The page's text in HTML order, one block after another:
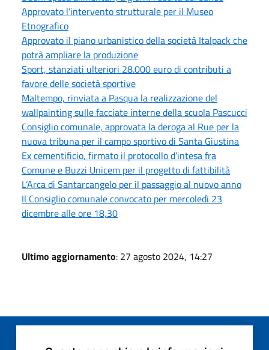
Approvato l’intervento strutturale per il Museo
Etnografico
Approvato il piano urbanistico della società Italpack che
potrà ampliare la produzione
Sport, stanziati ulteriori 28.000 euro di contributi a
favore delle società sportive
Maltempo, rinviata a Pasqua la realizzazione del
wallpainting sulle facciate interne della scuola Pascucci
Consiglio comunale, approvata la deroga al Rue per la
nuova tribuna per il campo sportivo di Santa Giustina
Ex cementificio, firmato il protocollo d’intesa fra
Comune e Buzzi Unicem per il progetto di fattibilità
L’Arca di Santarcangelo per il passaggio al nuovo anno
Il Consiglio comunale convocato per mercoledì 23
dicembre alle ore 18,30
Ultimo aggiornamento: 27 agosto 2024, 14:27